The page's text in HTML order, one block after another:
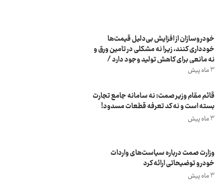
خودروسازان از افزایش بی‌دلیل قیمت‌ها
خودداری کنند، زیرا نه مشکلی در تامین ورق و
نه مانعی برای کاهش تولید وجود دارد /
مشکل ثبت سفارش برطرف شده و واردات
3 ماه پیش
قائم مقام وزیر صمت: نه سامانه جامع تجارت
بسته است و نه کد تعرفه قطعات مسدود!
3 ماه پیش
وزارت صمت درباره سیاست‌های واردات
خودرو توضیحاتی ارائه کرد
3 ماه پیش